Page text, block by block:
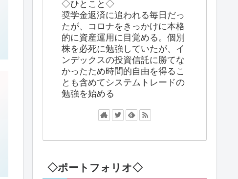
◇ひとこと◇
奨学金返済に追われる毎日だっ
たが、コロナをきっかけに本格
的に資産運用に目覚める。個別
株を必死に勉強していたが、イ
ンデックスの投資信託に勝てな
かったため時間的自由を得るこ
とも含めてシステムトレードの
勉強を始める
◇ポートフォリオ◇